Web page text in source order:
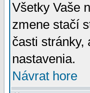
Všetky Vaše
zmene stačí
časti stránky,
nastavenia.
Návrat hore